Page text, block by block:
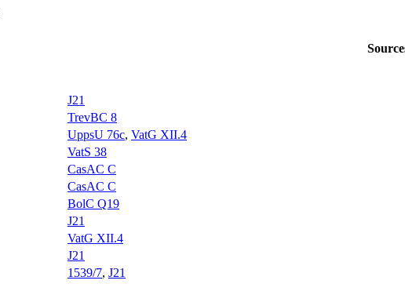
J21
TrevBC 8
UppsU 76c, VatG XII.4
VatS 38
CasAC C
CasAC C
BolC Q19
J21
VatG XII.4
J21
1539/7, J21